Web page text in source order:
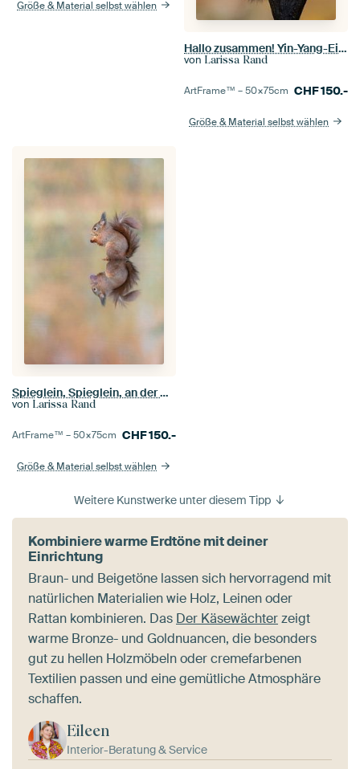
Größe & Material selbst wählen
Hallo zusammen! Yin-Yang-Eichhörnchen.
von Larissa Rand
ArtFrame™ –50×75cm CHF150.-
Größe & Material selbst wählen
Spieglein, Spieglein, an der Wand...
von Larissa Rand
ArtFrame™ –50×75cm CHF150.-
Größe & Material selbst wählen
Weitere Kunstwerke unter diesem Tipp
Kombiniere warme Erdtöne mit deiner
Einrichtung
Braun- und Beigetöne lassen sich hervorragend mit
natürlichen Materialien wie Holz, Leinen oder
Rattan kombinieren. Das Der Käsewächterzeigt
warme Bronze- und Goldnuancen, die besonders
gut zu hellen Holzmöbeln oder cremefarbenen
Textilien passen und eine gemütliche Atmosphäre
schaffen.
Eileen
Interior-Beratung & Service